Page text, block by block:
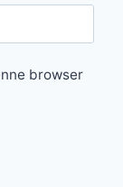
browser